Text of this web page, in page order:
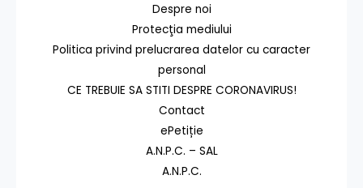
Despre noi
Protecţia mediului
Politica privind prelucrarea datelor cu caracter
personal
CE TREBUIE SA STITI DESPRE CORONAVIRUS!
Contact
ePetiție
A.N.P.C. – SAL
A.N.P.C.